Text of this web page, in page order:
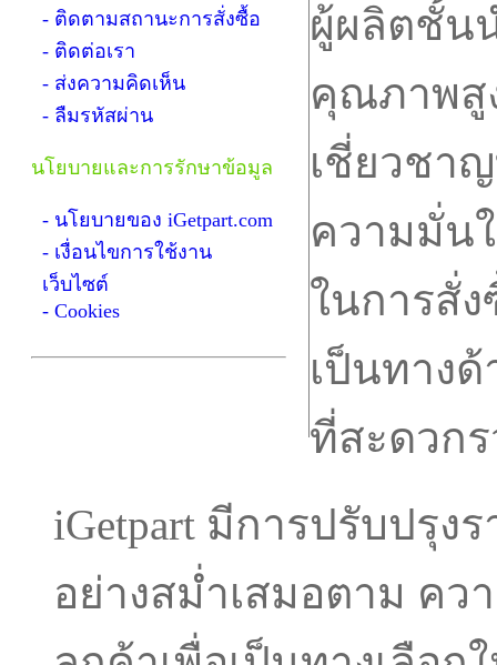
- ติดตามสถานะการสั่งซื้อ
- ติดต่อเรา
- ส่งความคิดเห็น
- ลืมรหัสผ่าน
นโยบายและการรักษาข้อมูล
- นโยบายของ iGetpart.com
- เงื่อนไขการใช้งาน
เว็บไซต์
- Cookies
ผู้ผลิตชั้น
คุณภาพสู
เชี่ยวชา
ความมั่น
ในการสั่
เป็นทาง
ที่สะดวกร
iGetpart มีการปรับปรุ
อย่างสม่ำเสมอตาม คว